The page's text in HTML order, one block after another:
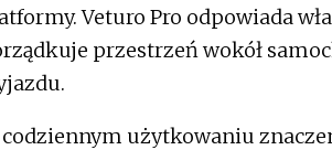
Veturo Pro odpowiada
przestrzeń wokół
codziennym użytkowaniu